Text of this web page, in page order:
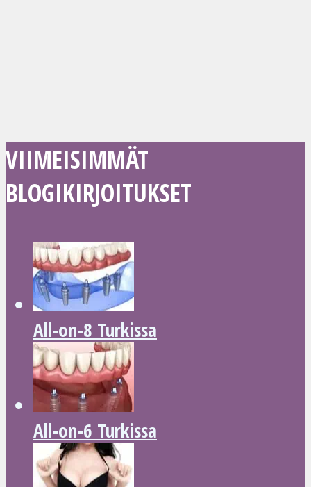
VIIMEISIMMÄT
BLOGIKIRJOITUKSET
All-on-8 Turkissa
All-on-6 Turkissa